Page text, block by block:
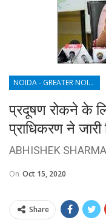
NOIDA - GREATER NOIDA - YAMUNA EXPRESSWAY
प्रदूषण रोकने के
प्राधिकरण ने जारी
ABHISHEK SHARMA
On Oct 15, 2020
Share